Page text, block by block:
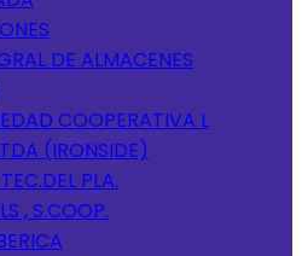
DE ALMACENES
COOPERATIVA L
(IRONSIDE)
PLA.
, S.COOP.